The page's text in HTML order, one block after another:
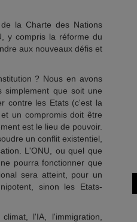
la Charte des Nations
y compris la réforme du
aux nouveaux défis et
? Nous en avons
simplement que soit une
contre les Etats (c'est la
un compromis doit être
est le lieu de pouvoir.
un conflit existentiel,
L'ONU, ou quel que
pourra fonctionner que
sera atteint, pour un
sinon les Etats-
l'IA, l'immigration,